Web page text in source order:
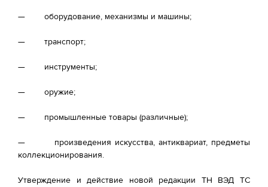
— оборудование, механизмы и машины;
— транспорт;
— инструменты;
— оружие;
— промышленные товары (различные);
— произведения искусства, антиквариат, предметы
коллекционирования.
Утверждение и действие новой редакции ТН ВЭД ТС